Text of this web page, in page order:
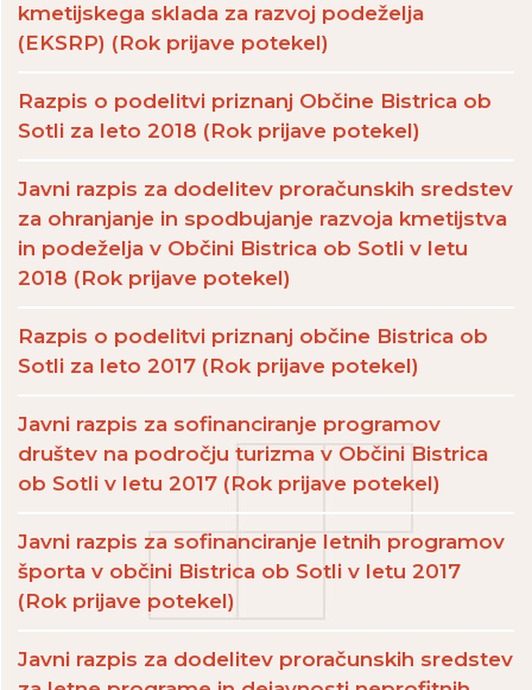
kmetijskega sklada za razvoj podeželja
(EKSRP) (Rok prijave potekel)
Razpis o podelitvi priznanj Občine Bistrica ob
Sotli za leto 2018 (Rok prijave potekel)
Javni razpis za dodelitev proračunskih sredstev
za ohranjanje in spodbujanje razvoja kmetijstva
in podeželja v Občini Bistrica ob Sotli v letu
2018 (Rok prijave potekel)
Razpis o podelitvi priznanj občine Bistrica ob
Sotli za leto 2017 (Rok prijave potekel)
Javni razpis za sofinanciranje programov
društev na področju turizma v Občini Bistrica
ob Sotli v letu 2017 (Rok prijave potekel)
Javni razpis za sofinanciranje letnih programov
športa v občini Bistrica ob Sotli v letu 2017
(Rok prijave potekel)
Javni razpis za dodelitev proračunskih sredstev